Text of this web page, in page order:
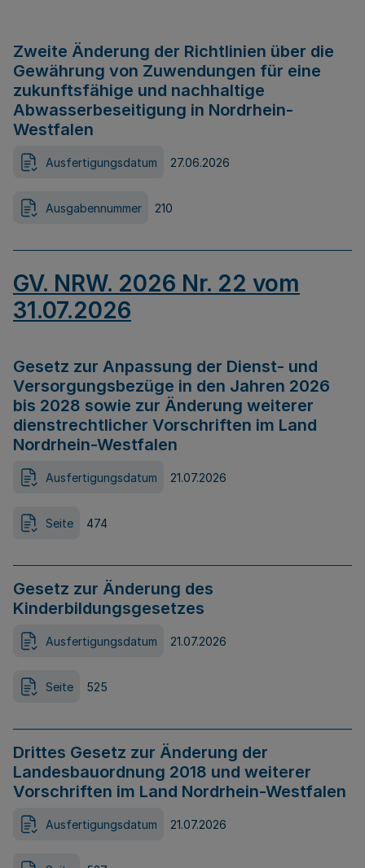
Zweite Änderung der Richtlinien über die
Gewährung von Zuwendungen für eine
zukunftsfähige und nachhaltige
Abwasserbeseitigung in Nordrhein-
Westfalen
Ausfertigungsdatum 27.06.2026
Ausgabennummer 210
GV. NRW. 2026 Nr. 22 vom
31.07.2026
Gesetz zur Anpassung der Dienst- und
Versorgungsbezüge in den Jahren 2026
bis 2028 sowie zur Änderung weiterer
dienstrechtlicher Vorschriften im Land
Nordrhein-Westfalen
Ausfertigungsdatum 21.07.2026
Seite 474
Gesetz zur Änderung des
Kinderbildungsgesetzes
Ausfertigungsdatum 21.07.2026
Seite 525
Drittes Gesetz zur Änderung der
Landesbauordnung 2018 und weiterer
Vorschriften im Land Nordrhein-Westfalen
Ausfertigungsdatum 21.07.2026